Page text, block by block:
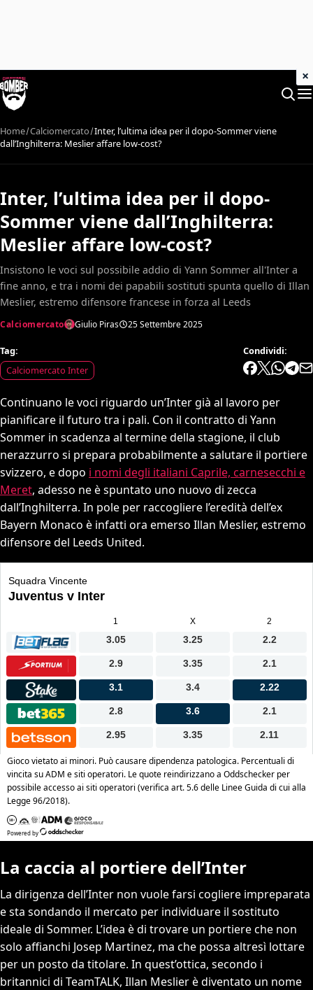
Home Calciomercato Inter, l’ultima idea per il dopo-Sommer viene
dall’Inghilterra: Meslier affare low-cost?
Inter, l’ultima idea per il dopo-
Sommer viene dall’Inghilterra:
Meslier affare low-cost?
Insistono le voci sul possibile addio di Yann Sommer all'Inter a
fine anno, e tra i nomi dei papabili sostituti spunta quello di Illan
Meslier, estremo difensore francese in forza al Leeds
Calciomercato Giulio Piras 25 Settembre 2025
Tag:
Calciomercato Inter
Condividi:
Continuano le voci riguardo un’Inter già al lavoro per
pianificare il futuro tra i pali. Con il contratto di Yann
Sommer in scadenza al termine della stagione, il club
nerazzurro si prepara probabilmente a salutare il portiere
svizzero, e dopo i nomi degli italiani Caprile, carnesecchi e
Meret, adesso ne è spuntato uno nuovo di zecca
dall’Inghilterra. In pole per raccogliere l’eredità dell’ex
Bayern Monaco è infatti ora emerso Illan Meslier, estremo
difensore del Leeds United.
La caccia al portiere dell’Inter
La dirigenza dell’Inter non vuole farsi cogliere impreparata
e sta sondando il mercato per individuare il sostituto
ideale di Sommer. L’idea è di trovare un portiere che non
solo affianchi Josep Martinez, ma che possa altresì lottare
per un posto da titolare. In quest’ottica, secondo i
britannici di TeamTALK, Illan Meslier è diventato un nome
×